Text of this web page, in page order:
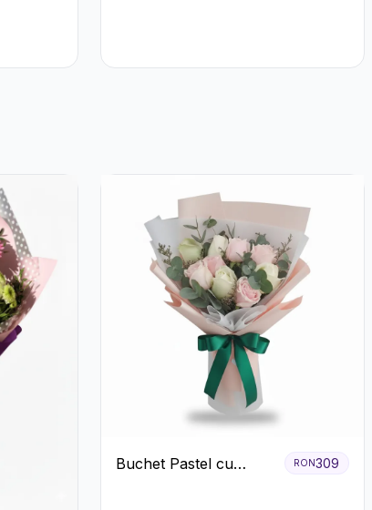
Buchet Pastel cu
RON309